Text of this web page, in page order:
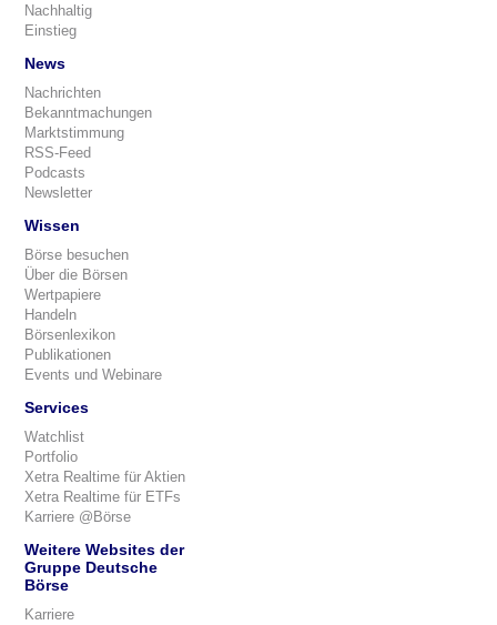
Nachhaltig
Einstieg
News
Nachrichten
Bekanntmachungen
Marktstimmung
RSS-Feed
Podcasts
Newsletter
Wissen
Börse besuchen
Über die Börsen
Wertpapiere
Handeln
Börsenlexikon
Publikationen
Events und Webinare
Services
Watchlist
Portfolio
Xetra Realtime für Aktien
Xetra Realtime für ETFs
Karriere @Börse
Weitere Websites der
Gruppe Deutsche
Börse
Karriere